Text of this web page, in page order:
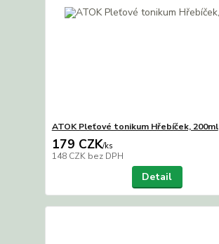
ATOK Pleťové tonikum Hřebíček, 200ml
179 CZK/ks
148 CZK bez DPH
Detail